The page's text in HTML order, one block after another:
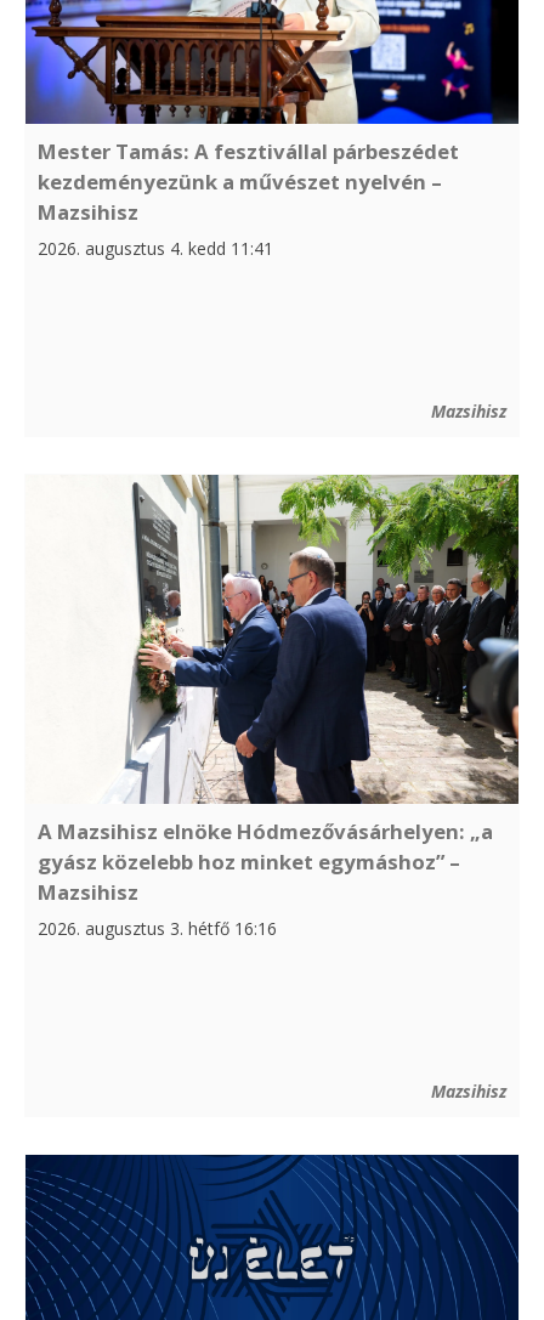
Mester Tamás: A fesztivállal párbeszédet
kezdeményezünk a művészet nyelvén –
Mazsihisz
2026. augusztus 4. kedd 11:41
Mazsihisz
A Mazsihisz elnöke Hódmezővásárhelyen: „a
gyász közelebb hoz minket egymáshoz” –
Mazsihisz
2026. augusztus 3. hétfő 16:16
Mazsihisz